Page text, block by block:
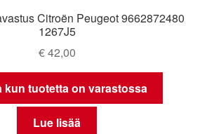
Citroën Peugeot 9662872480
1267J5
€42,00
kun tuotetta on varastossa
Lue lisää